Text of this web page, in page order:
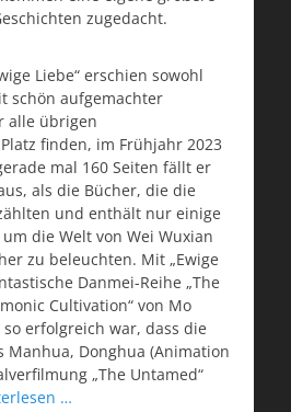
zugedacht.
Liebe“ erschien sowohl
schön aufgemachter
alle übrigen
finden, im Frühjahr 2023
mal 160 Seiten fällt er
als die Bücher, die die
und enthält nur einige
die Welt von Wei Wuxian
zu beleuchten. Mit „Ewige
Danmei-Reihe „The
Cultivation“ von Mo
so erfolgreich war, dass die
Manhua, Donghua (Animation
„The Untamed“
…